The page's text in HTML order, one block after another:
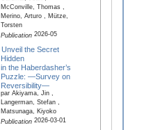
McConville, Thomas ,
Merino, Arturo , Mütze,
Torsten
Publication2026-05
Unveil the Secret
Hidden
in the Haberdasher’s
Puzzle: —Survey on
Reversibility—
par Akiyama, Jin ,
Langerman, Stefan ,
Matsunaga, Kiyoko
Publication2026-03-01